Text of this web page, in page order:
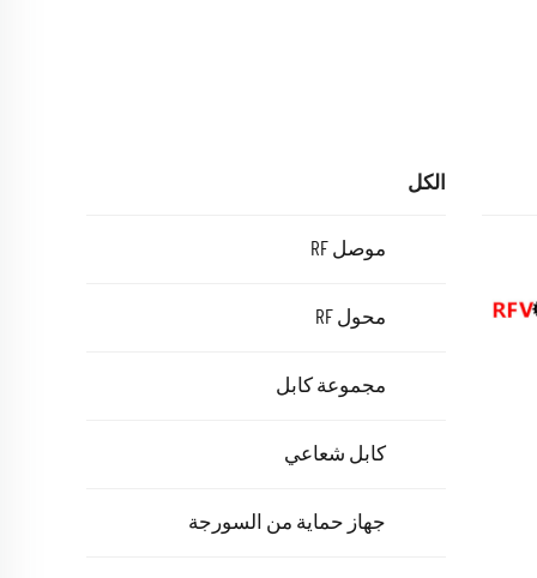
الكل
موصل RF
محول RF
مجموعة كابل
كابل شعاعي
جهاز حماية من السورجة